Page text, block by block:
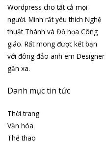
Wordpress cho tất cả mọi
người. Mình rất yêu thích Nghệ
thuật Thánh và Đồ họa Công
giáo. Rất mong được kết bạn
với đông đảo anh em Designer
gần xa.
Danh mục tin tức
Thời trang
Văn hóa
Thể thao